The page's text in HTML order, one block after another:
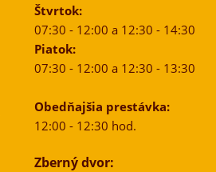
Štvrtok:
07:30 - 12:00 a 12:30 - 14:30
Piatok:
07:30 - 12:00 a 12:30 - 13:30
Obedňajšia prestávka:
12:00 - 12:30 hod.
Zberný dvor: